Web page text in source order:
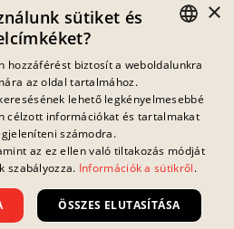
Nyilatkozat
Információk
Kapcsolat
Sütik
GYIK
Bejelentés
nincs
lévő
Feltételek
GERMAN
FRENCH
DANISH
HUNGARIAN
×
sütiket és
hozzáférést biztosít a weboldalunkra
az oldal tartalmához.
lehető legkényelmesebbé
célzott információkat és tartalmakat
számodra.
az ez ellen való tiltakozás módját
szabályozza. Információk a sütikről.
ÖSSZES ELUTASÍTÁSA